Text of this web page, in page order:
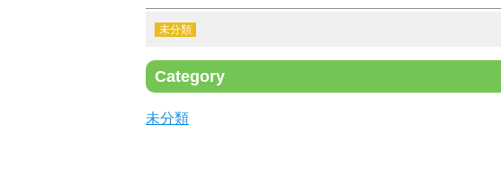
未分類
Category
未分類